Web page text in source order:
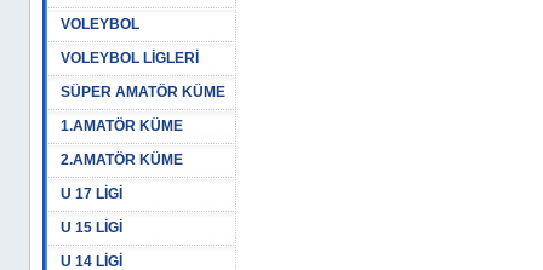
VOLEYBOL
VOLEYBOL LİGLERİ
SÜPER AMATÖR KÜME
1.AMATÖR KÜME
2.AMATÖR KÜME
U 17 LİGİ
U 15 LİGİ
U 14 LİGİ